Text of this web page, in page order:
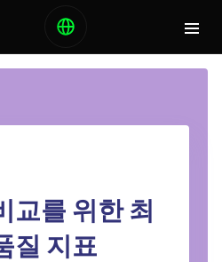
교를 위한 최
질 지표